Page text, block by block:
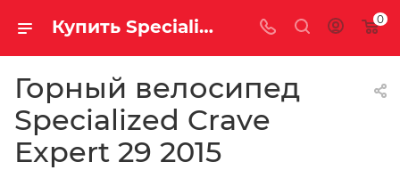
Купить Specialized Crave Expert 29 2015 за рублей, а со скидкой 0
Горный велосипед
Specialized Crave
Expert 29 2015